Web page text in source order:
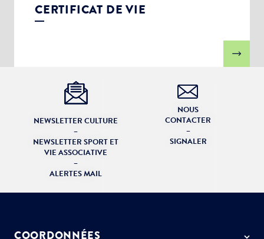
CERTIFICAT DE VIE
NEWSLETTER CULTURE
–
NEWSLETTER SPORT ET
VIE ASSOCIATIVE
–
ALERTES MAIL
NOUS
CONTACTER
–
SIGNALER
COORDONNÉES